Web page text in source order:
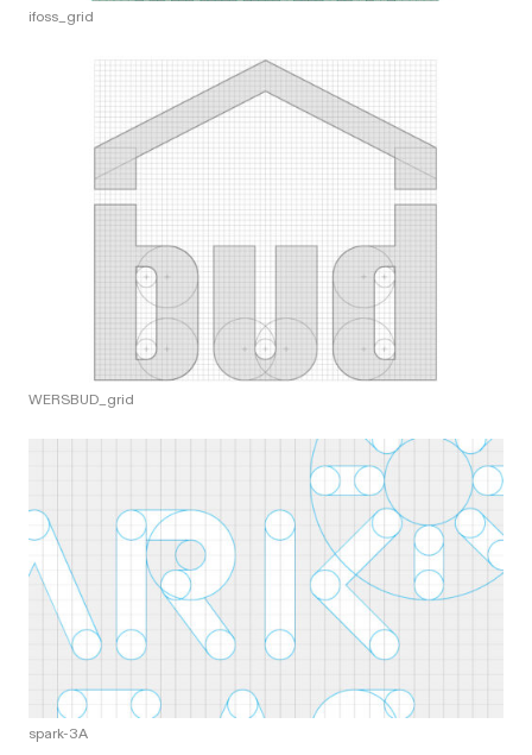
ifoss_grid
WERSBUD_grid
spark-3A